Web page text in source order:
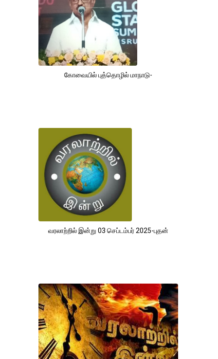
கோவையில் புத்தொழில் மாநாடு-
வரலாற்றில் இன்று 03 செப்டம்பர் 2025-புதன்